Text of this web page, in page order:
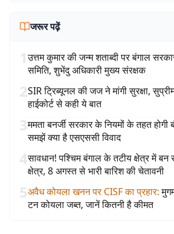
जरूर पढ़ें
1उत्तम कुमार की जन्म शताब्दी पर बंगाल
समिति, शुभेंदु अधिकारी मुख्य संरक्षक
2SIR ट्रिब्यूनल की जज ने मांगी सुरक्षा,
हाईकोर्ट से कही ये बात
3ममता बनर्जी सरकार के नियमों के तहत होगी
समझें क्या है एसएससी विवाद
4सावधान! पश्चिम बंगाल के तटीय क्षेत्र में बन
क्षेत्र, 8 अगस्त से भारी बारिश की चेतावनी
5अवैध कोयला खनन पर CISF का प्रहार:
टन कोयला जब्त, जानें कितनी है कीमत